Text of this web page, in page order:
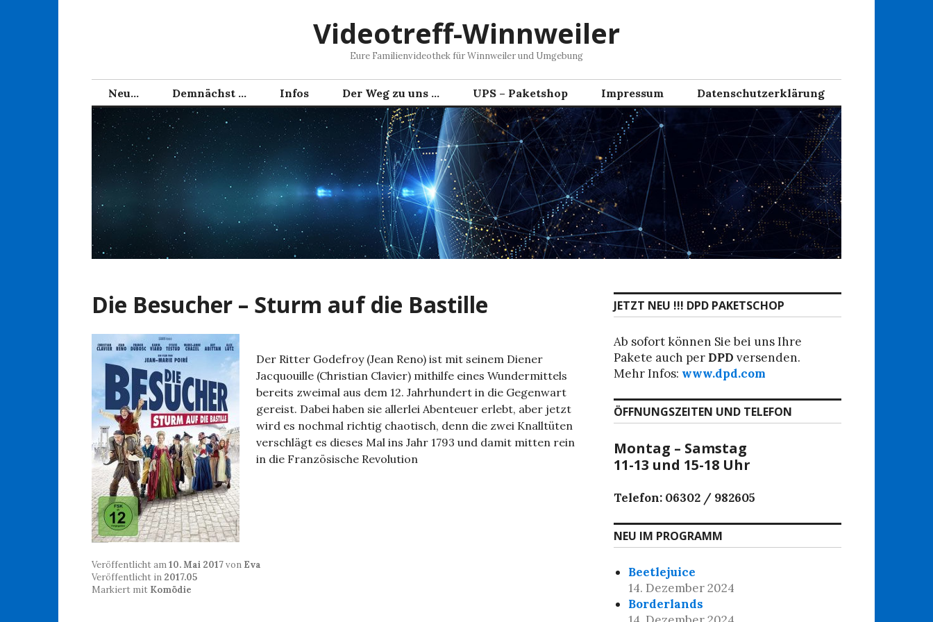
Videotreff-Winnweiler
Eure Familienvideothek für Winnweiler und Umgebung
Neu… Demnächst … Infos Der Weg zu uns … UPS – Paketshop Impressum Datenschutzerklärung
Die Besucher – Sturm auf die Bastille
Der Ritter Godefroy (Jean Reno) ist mit seinem Diener
Jacquouille (Christian Clavier) mithilfe eines Wundermittels
bereits zweimal aus dem 12. Jahrhundert in die Gegenwart
gereist. Dabei haben sie allerlei Abenteuer erlebt, aber jetzt
wird es nochmal richtig chaotisch, denn die zwei Knalltüten
verschlägt es dieses Mal ins Jahr 1793 und damit mitten rein
in die Französische Revolution
Veröffentlicht am10. Mai 2017von Eva
Veröffentlicht in 2017.05
Markiert mit Komödie
JETZT NEU !!! DPD PAKETSCHOP
Ab sofort können Sie bei uns Ihre
Pakete auch per DPD versenden.
Mehr Infos: www.dpd.com
ÖFFNUNGSZEITEN UND TELEFON
Montag – Samstag
11-13 und 15-18 Uhr
Telefon: 06302 / 982605
NEU IM PROGRAMM
Beetlejuice
14. Dezember 2024
Borderlands